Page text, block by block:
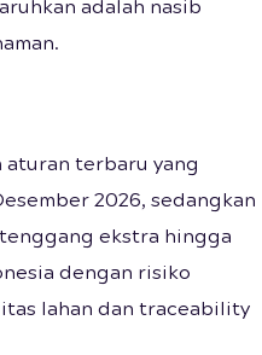
adalah nasib
aturan terbaru yang
2026, sedangkan
ekstra hingga
dengan risiko
lahan dan traceability